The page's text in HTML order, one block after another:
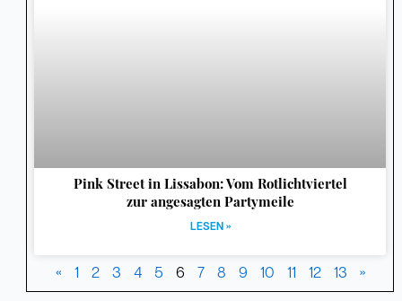
Pink Street in Lissabon: Vom Rotlichtviertel
zur angesagten Partymeile
LESEN »
« 1 2 3 4 5 6 7 8 9 10 11 12 13 »